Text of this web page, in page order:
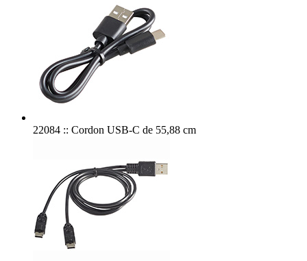
22084 :: Cordon USB-C de 55,88 cm